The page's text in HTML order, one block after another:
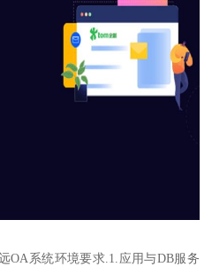
OA系统环境要求.1.应用与DB服务